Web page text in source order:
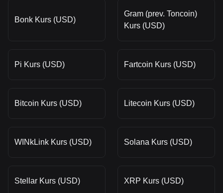
Bonk Kurs (USD)
Gram (prev. Toncoin)
Kurs (USD)
Pi Kurs (USD) Fartcoin Kurs (USD)
Bitcoin Kurs (USD) Litecoin Kurs (USD)
WINkLink Kurs (USD) Solana Kurs (USD)
Stellar Kurs (USD) XRP Kurs (USD)